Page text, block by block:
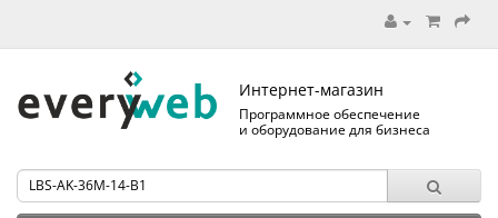
Интернет-магазин
Программное обеспечение
и оборудование для бизнеса